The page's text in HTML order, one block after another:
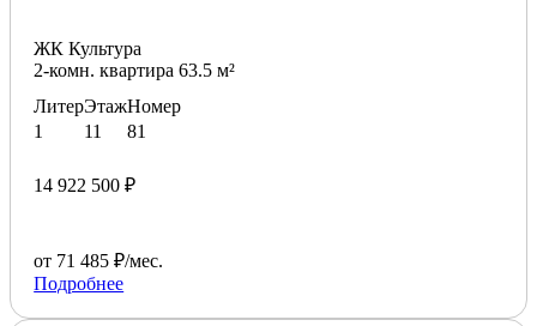
ЖК Культура
2-комн. квартира 63.5 м²
Литер
1
Этаж
11
Номер
81
14 922 500 ₽
от 71 485 ₽/мес.
Подробнее